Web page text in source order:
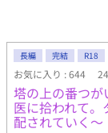
長編 完結 R18
お気に入り : 644
塔の上の番つ
医に拾われて
配されていく～